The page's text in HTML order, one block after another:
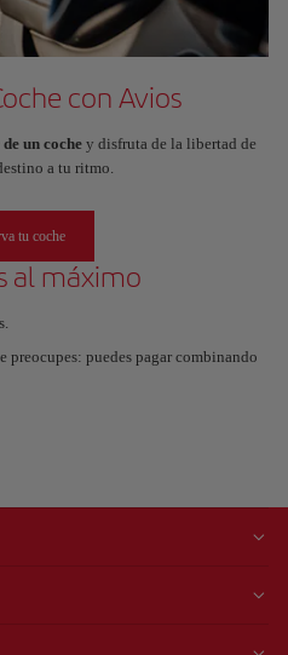
con Avios
un cochey disfruta de la libertad de
a tu ritmo.
tu coche
al máximo
preocupes: puedes pagar combinando